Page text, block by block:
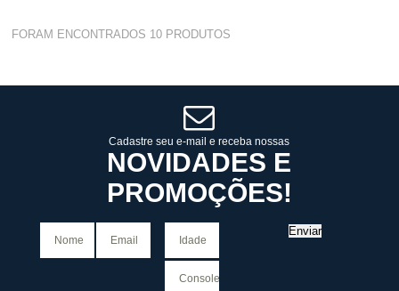
ESTAMOS EFETUANDO
TESTES
ESTAMOS EFETUANDO
TESTES
FORAM ENCONTRADOS 10 PRODUTOS
Cadastre seu e-mail e receba nossas
NOVIDADES E
PROMOÇÕES!
Enviar